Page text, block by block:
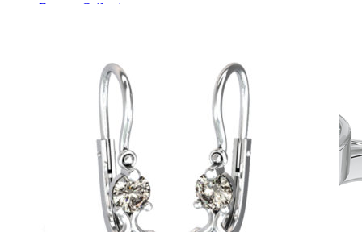
Forever Collection